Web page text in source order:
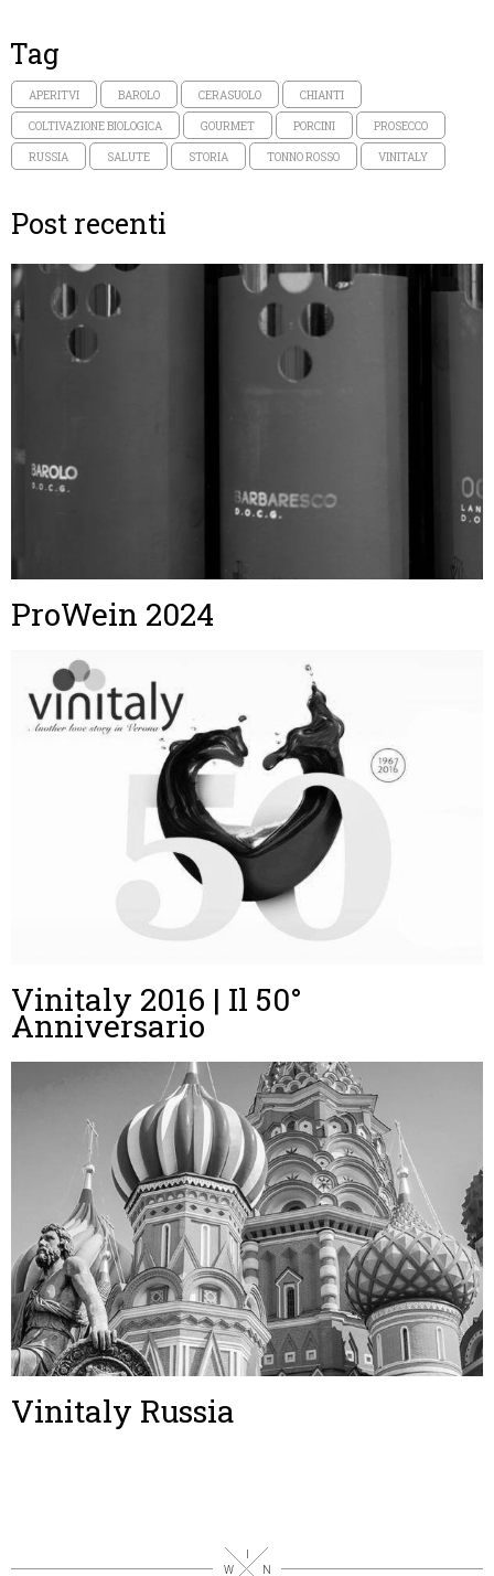
Tag
APERITVI BAROLO CERASUOLO CHIANTI
COLTIVAZIONE BIOLOGICA GOURMET PORCINI PROSECCO
RUSSIA SALUTE STORIA TONNO ROSSO VINITALY
Post recenti
ProWein 2024
Vinitaly 2016 | Il 50°
Anniversario
Vinitaly Russia